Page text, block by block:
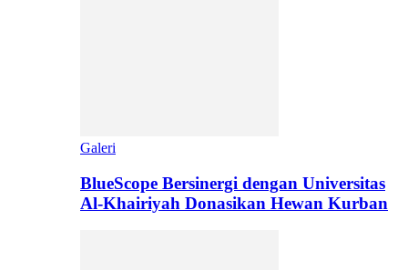
Galeri
BlueScope Bersinergi dengan Universitas
Al-Khairiyah Donasikan Hewan Kurban